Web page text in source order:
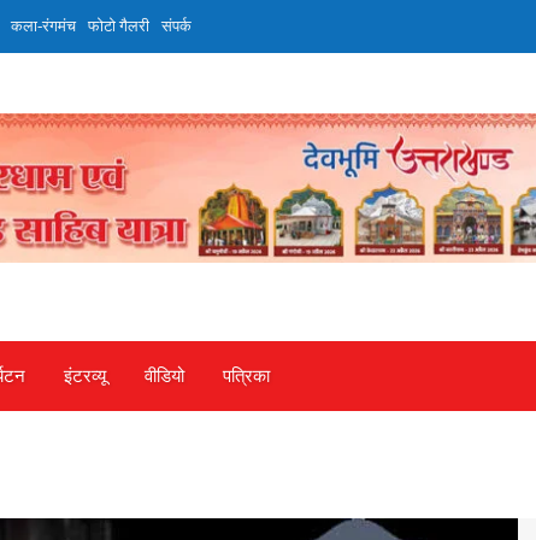
कला-रंगमंच फोटो गैलरी संपर्क
इंटरव्‍यू वीडियो पत्रिका